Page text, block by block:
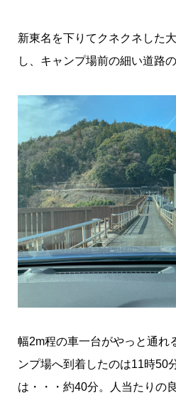
新東名を下りてクネクネした
し、キャンプ場前の細い道路
幅2m程の車一台がやっと通れ
ンプ場へ到着したのは11時50
は・・・約40分。人当たりの